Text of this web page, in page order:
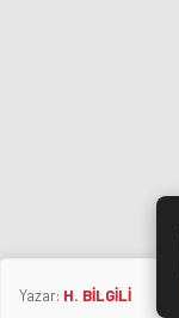
Yazar: H. BİLGİLİ